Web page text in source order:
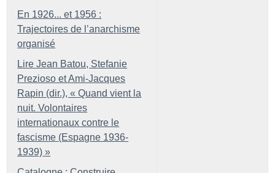
En 1926... et 1956 :
Trajectoires de l’anarchisme
organisé
Lire Jean Batou, Stefanie
Prezioso et Ami-Jacques
Rapin (dir.), « Quand vient la
nuit. Volontaires
internationaux contre le
fascisme (Espagne 1936-
1939) »